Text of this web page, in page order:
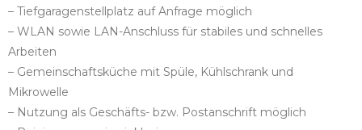
– Tiefgaragenstellplatz auf Anfrage möglich
– WLAN sowie LAN-Anschluss für stabiles und schnelles
Arbeiten
– Gemeinschaftsküche mit Spüle, Kühlschrank und
Mikrowelle
– Nutzung als Geschäfts- bzw. Postanschrift möglich